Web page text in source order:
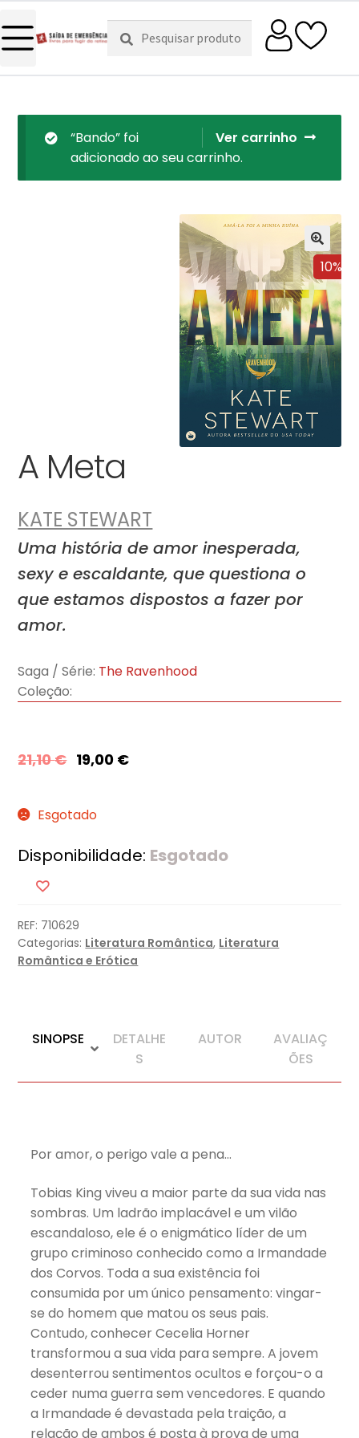
Pesquisar
por:
Pesquisa
Ver carrinho
“Bando” foi
adicionado ao seu carrinho.
10%
A Meta
KATE STEWART
Uma história de amor inesperada,
sexy e escaldante, que questiona o
que estamos dispostos a fazer por
amor.
Saga / Série: The Ravenhood
Coleção:
21,10€ 19,00 €
Esgotado
Disponibilidade: Esgotado
REF: 710629
Categorias: Literatura Romântica, Literatura
Romântica e Erótica
SINOPSE
DETALHE
S
AUTOR
AVALIAÇ
ÕES
Por amor, o perigo vale a pena…
Tobias King viveu a maior parte da sua vida nas
sombras. Um ladrão implacável e um vilão
escandaloso, ele é o enigmático líder de um
grupo criminoso conhecido como a Irmandade
dos Corvos. Toda a sua existência foi
consumida por um único pensamento: vingar-
se do homem que matou os seus pais.
Contudo, conhecer Cecelia Horner
transformou a sua vida para sempre. A jovem
desenterrou sentimentos ocultos e forçou-o a
ceder numa guerra sem vencedores. E quando
a Irmandade é devastada pela traição, a
relação de ambos é posta à prova de uma